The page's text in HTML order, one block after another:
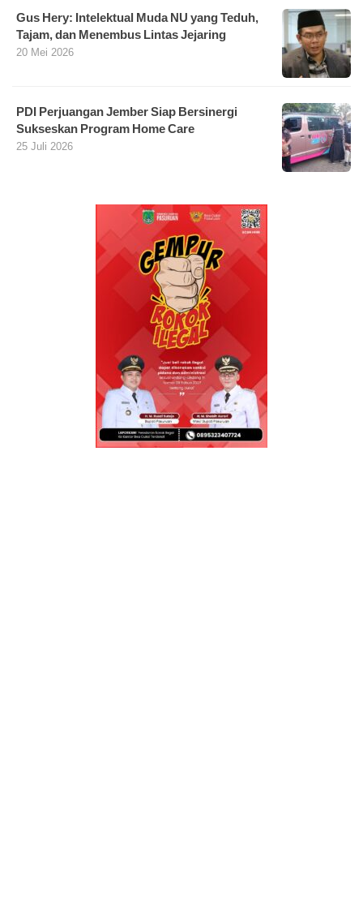
Gus Hery: Intelektual Muda NU yang Teduh,
Tajam, dan Menembus Lintas Jejaring
20 Mei 2026
PDI Perjuangan Jember Siap Bersinergi
Sukseskan Program Home Care
25 Juli 2026